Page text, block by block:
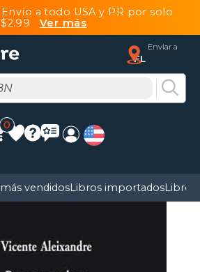
a todo USA y PR por solo
$2.99 Ver más
Enviar a
FL
0
vendidosLibros importadosLibros